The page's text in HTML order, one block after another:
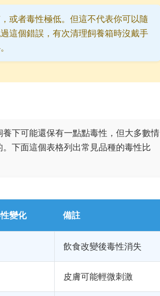
或者毒性極低。但這不代表你可以隨
這個錯誤，有次清理飼養箱時沒戴手
下可能還保有一點點毒性，但大多數情
下面這個表格列出常見品種的毒性比
變化 備註
飲食改變後毒性消失
皮膚可能輕微刺激